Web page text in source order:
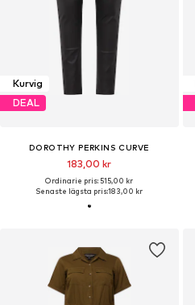
Kurvig
DEAL
DOROTHY PERKINS CURVE
183,00 kr
Ordinarie pris: 515,00 kr
Senaste lägsta pris:183,00 kr